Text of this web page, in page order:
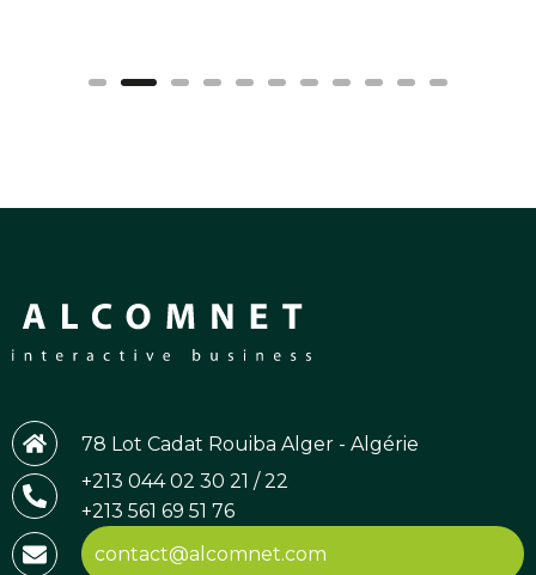
78 Lot Cadat Rouiba Alger - Algérie
+213 044 02 30 21 / 22
+213 561 69 51 76
contact@alcomnet.com